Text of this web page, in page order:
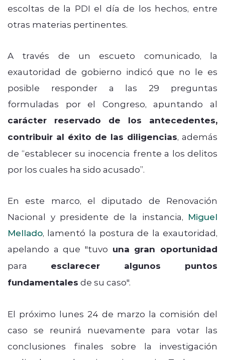
escoltas de la PDI el día de los hechos, entre
otras materias pertinentes.
A través de un escueto comunicado, la
exautoridad de gobierno indicó que no le es
posible responder a las 29 preguntas
formuladas por el Congreso, apuntando al
carácter reservado de los antecedentes,
contribuir al éxito de las diligencias, además
de “establecer su inocencia frente a los delitos
por los cuales ha sido acusado”.
En este marco, el diputado de Renovación
Nacional y presidente de la instancia, Miguel
Mellado, lamentó la postura de la exautoridad,
apelando a que "tuvo una gran oportunidad
para esclarecer algunos puntos
fundamentales de su caso".
El próximo lunes 24 de marzo la comisión del
caso se reunirá nuevamente para votar las
conclusiones finales sobre la investigación